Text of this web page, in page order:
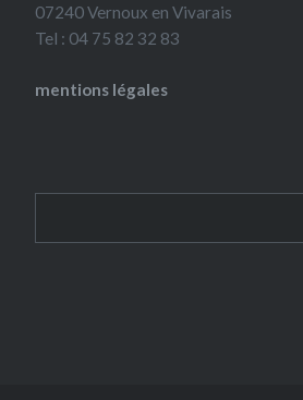
07240 Vernoux en Vivarais
Tel : 04 75 82 32 83
mentions légales